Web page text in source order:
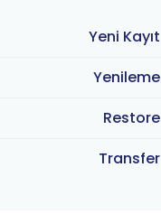
Yeni Kayıt
Yenileme
Restore
Transfer